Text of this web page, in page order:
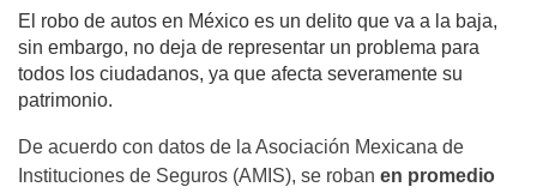
El robo de autos en México es un delito que va a la baja,
sin embargo, no deja de representar un problema para
todos los ciudadanos, ya que afecta severamente su
patrimonio.
De acuerdo con datos de la Asociación Mexicana de
Instituciones de Seguros (AMIS), se roban en promedio